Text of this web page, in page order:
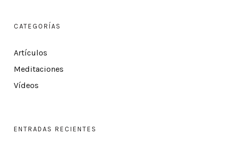
CATEGORÍAS
Artículos
Meditaciones
Vídeos
ENTRADAS RECIENTES